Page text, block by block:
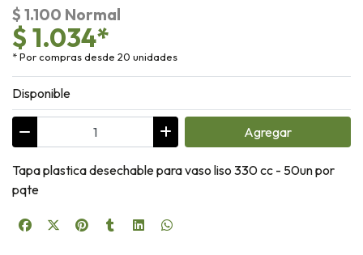
$ 1.100 Normal
$ 1.034*
* Por compras desde 20 unidades
Disponible
Agregar
Tapa plastica desechable para vaso liso 330 cc - 50un por
pqte